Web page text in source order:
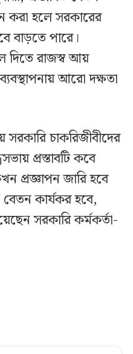
করা হলে সরকারের
বাড়তে পারে।
দিতে রাজস্ব আয়
আরো দক্ষতা
চাকরিজীবীদের
প্রস্তাবটি কবে
প্রজ্ঞাপন জারি হবে
কার্যকর হবে,
সরকারি কর্মকর্তা-